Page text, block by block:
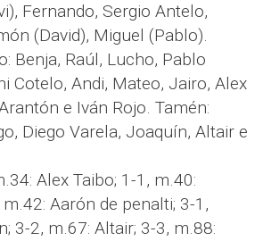
Fernando, Sergio Antelo,
(David), Miguel (Pablo).
Benja, Raúl, Lucho, Pablo
Cotelo, Andi, Mateo, Jairo, Alex
e Iván Rojo. Tamén:
Diego Varela, Joaquín, Altair e
Alex Taibo; 1-1, m.40:
Aarón de penalti; 3-1,
3-2, m.67: Altair; 3-3, m.88: